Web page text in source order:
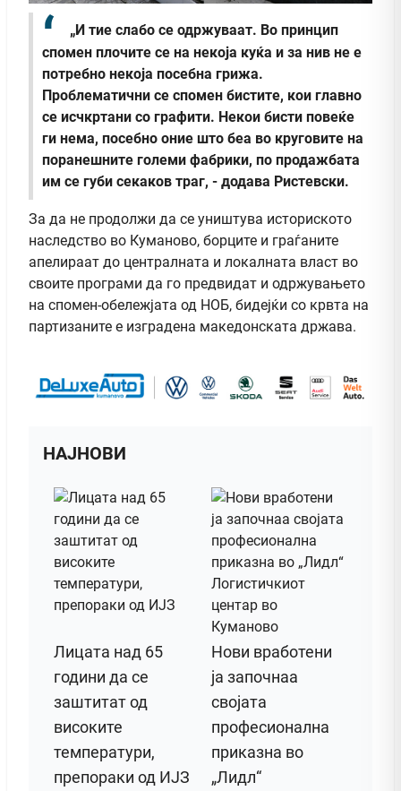
„И тие слабо се одржуваат. Во принцип
спомен плочите се на некоја куќа и за нив не е
потребно некоја посебна грижа.
Проблематични се спомен бистите, кои главно
се исчкртани со графити. Некои бисти повеќе
ги нема, посебно оние што беа во круговите на
поранешните големи фабрики, по продажбата
им се губи секаков траг, - додава Ристевски.
За да не продолжи да се уништува историското
наследство во Куманово, борците и граѓаните
апелираат до централната и локалната власт во
своите програми да го предвидат и одржувањето
на спомен-обележјата од НОБ, бидејќи со крвта на
партизаните е изградена македонската држава.
НАЈНОВИ
Лицата над 65
години да се
заштитат од
високите
температури,
препораки од ИЈЗ
Нови вработени
ја започнаа
својата
професионална
приказна во
„Лидл“